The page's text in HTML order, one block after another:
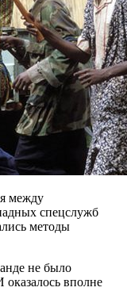
между
спецслужб
методы
не было
вполне